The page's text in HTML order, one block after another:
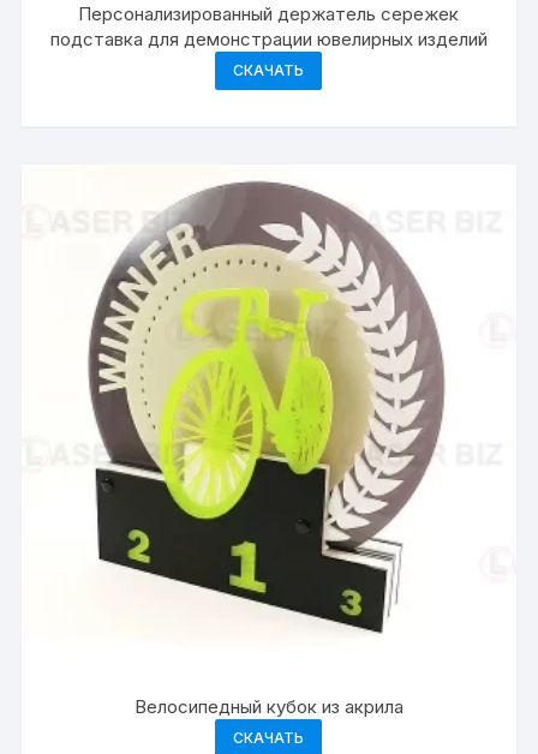
Персонализированный держатель сережек
подставка для демонстрации ювелирных изделий
СКАЧАТЬ
Велосипедный кубок из акрила
СКАЧАТЬ